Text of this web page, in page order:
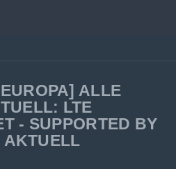
ALLE
LTE
- SUPPORTED BY
AKTUELL